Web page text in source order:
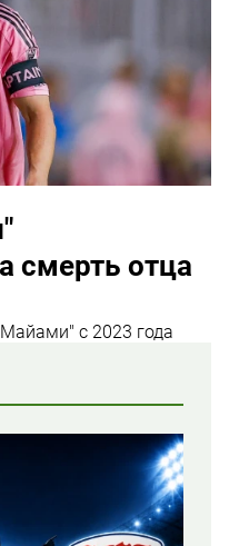
смерть отца
с 2023 года